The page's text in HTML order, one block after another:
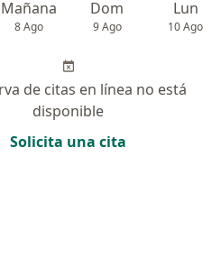
Mañana
8 Ago
Dom
9 Ago
Lun
10 Ago
de citas en línea no está
disponible
Solicita una cita